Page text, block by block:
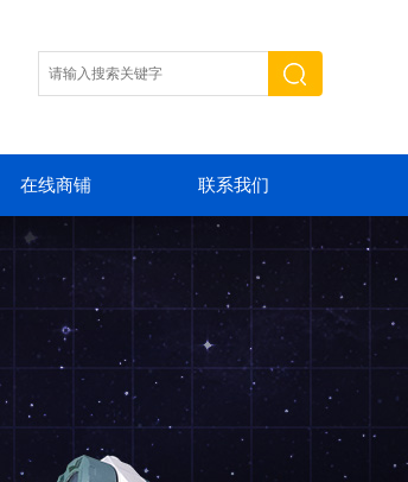
在线商铺 联系我们